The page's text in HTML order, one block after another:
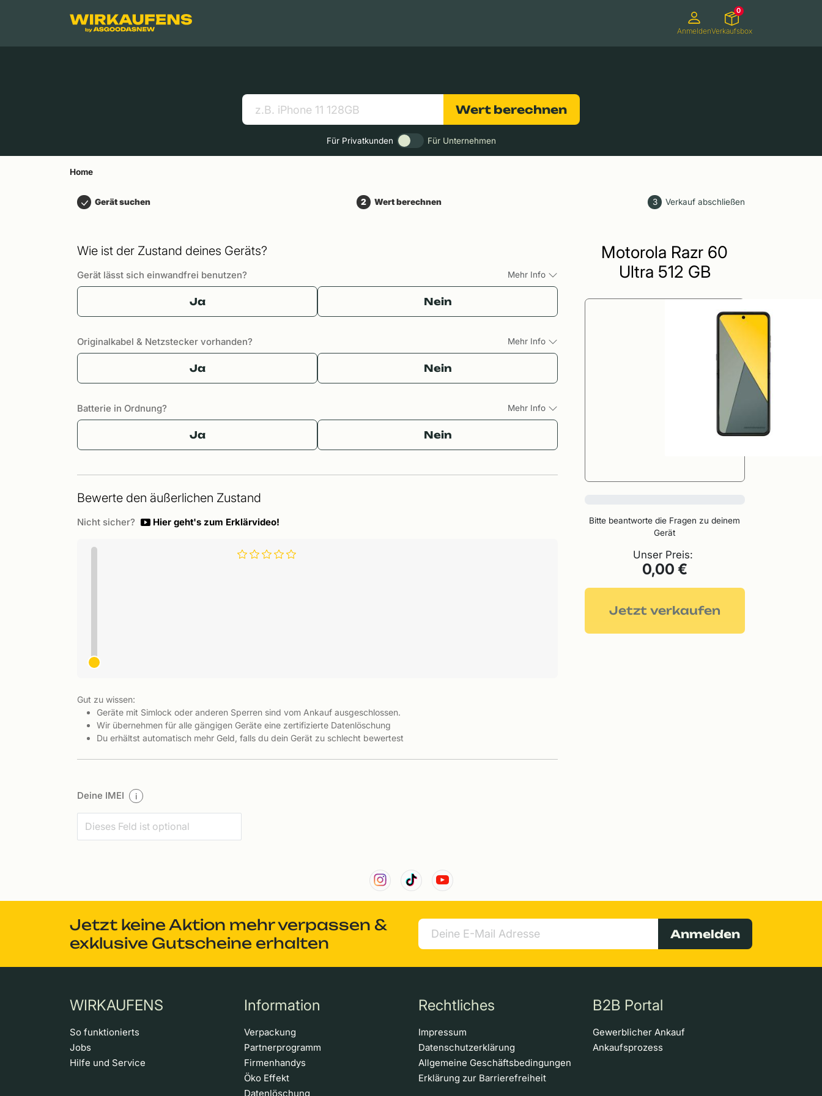
AnmeldenVerkaufsbox
0
Wert berechnen
Für Privatkunden Für Unternehmen
Home
Gerät suchen 2 Wert berechnen 3 Verkauf abschließen
Wie ist der Zustand deines Geräts?
Gerät lässt sich einwandfrei benutzen? Mehr Info
Ja Nein
Originalkabel & Netzstecker vorhanden? Mehr Info
Ja Nein
Batterie in Ordnung? Mehr Info
Ja Nein
Bewerte den äußerlichen Zustand
Nicht sicher? Hier geht's zum Erklärvideo!
Gut zu wissen:
Geräte mit Simlock oder anderen Sperren sind vom Ankauf ausgeschlossen.
Wir übernehmen für alle gängigen Geräte eine zertifizierte Datenlöschung
Du erhältst automatisch mehr Geld, falls du dein Gerät zu schlecht bewertest
Deine IMEI i
Motorola Razr 60
Ultra 512 GB
Bitte beantworte die Fragen zu deinem
Gerät
Unser Preis:
0,00 €
Jetzt verkaufen
Jetzt keine Aktion mehr verpassen &
exklusive Gutscheine erhalten
Anmelden
WIRKAUFENS
So funktionierts
Jobs
Hilfe und Service
Information
Verpackung
Partnerprogramm
Firmenhandys
Öko Effekt
Datenlöschung
Rechtliches
Impressum
Datenschutzerklärung
Allgemeine Geschäftsbedingungen
Erklärung zur Barrierefreiheit
B2B Portal
Gewerblicher Ankauf
Ankaufsprozess